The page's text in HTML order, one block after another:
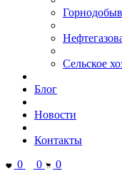
Сельское
Блог
Новости
Контакты
0
0 0